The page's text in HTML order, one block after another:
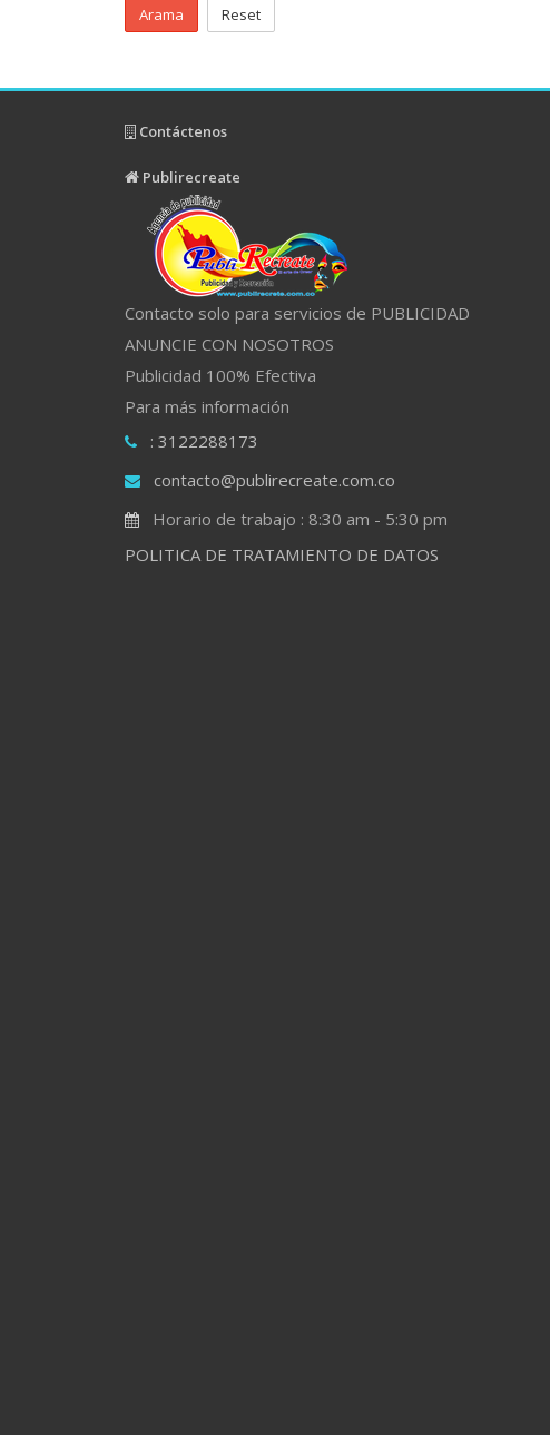
Arama Reset
Contáctenos
Publirecreate
Contacto solo para servicios de PUBLICIDAD
ANUNCIE CON NOSOTROS
Publicidad 100% Efectiva
Para más información
: 3122288173
contacto@publirecreate.com.co
Horario de trabajo : 8:30 am - 5:30 pm
POLITICA DE TRATAMIENTO DE DATOS